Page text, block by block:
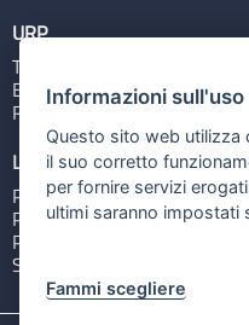
URP
Tel: 800713939
Email:
Rubrica
Link utili
Portale Istituzionale
PO FESR Puglia 2014-2020
PSR Puglia 2014-2020
Sistema Puglia
Informazioni
Questo sito web utilizza
il suo corretto
per fornire servizi
ultimi saranno impostati
Fammi scegliere